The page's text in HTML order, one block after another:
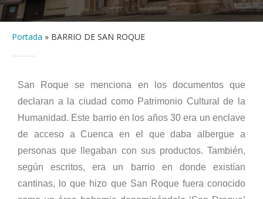
Portada » BARRIO DE SAN ROQUE
San Roque se menciona en los documentos que
declaran a la ciudad como Patrimonio Cultural de la
Humanidad. Este barrio en los años 30 era un enclave
de acceso a Cuenca en el que daba albergue a
personas que llegaban con sus productos. También,
según escritos, era un barrio en donde existían
cantinas, lo que hizo que San Roque fuera conocido